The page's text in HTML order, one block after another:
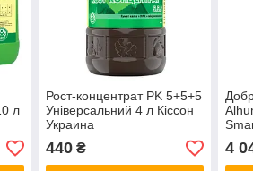
л
Рост-концентрат PK 5+5+5
Універсальний 4 л Кіссон
Украина
440₴ 4